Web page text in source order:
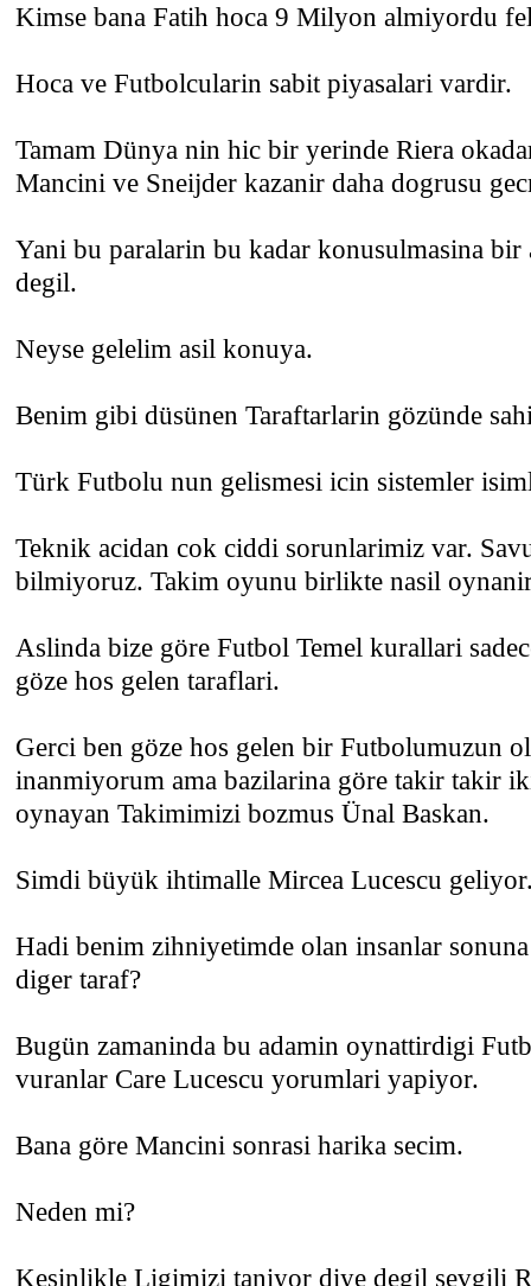
Kimse bana Fatih hoca 9 Milyon almiyordu
Hoca ve Futbolcularin sabit piyasalari vardir.
Tamam Dünya nin hic bir yerinde Riera
Mancini ve Sneijder kazanir daha dogrusu
Yani bu paralarin bu kadar konusulmasina
degil.
Neyse gelelim asil konuya.
Benim gibi düsünen Taraftarlarin gözünde
Türk Futbolu nun gelismesi icin sistemler
Teknik acidan cok ciddi sorunlarimiz var.
bilmiyoruz. Takim oyunu birlikte nasil
Aslinda bize göre Futbol Temel kurallari
göze hos gelen taraflari.
Gerci ben göze hos gelen bir Futbolumuzun
inanmiyorum ama bazilarina göre takir takir
oynayan Takimimizi bozmus Ünal Baskan.
Simdi büyük ihtimalle Mircea Lucescu
Hadi benim zihniyetimde olan insanlar
diger taraf?
Bugün zamaninda bu adamin oynattirdigi
vuranlar Care Lucescu yorumlari yapiyor.
Bana göre Mancini sonrasi harika secim.
Neden mi?
Kesinlikle Ligimizi taniyor diye degil sevgili